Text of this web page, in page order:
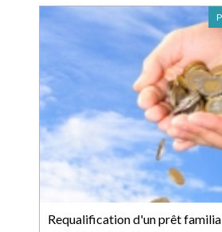
Requalification d'un prêt